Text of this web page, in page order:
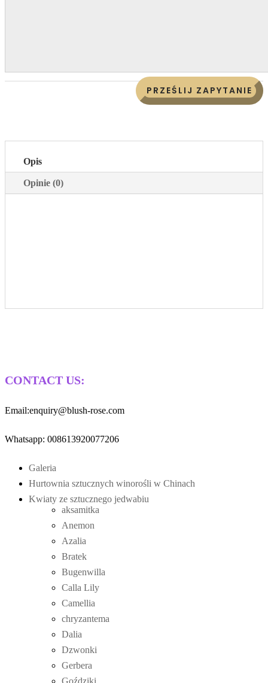
PRZEŚLIJ ZAPYTANIE
Opis
Opinie (0)
CONTACT US:
Email:enquiry@blush-rose.com
Whatsapp: 008613920077206
Galeria
Hurtownia sztucznych winorośli w Chinach
Kwiaty ze sztucznego jedwabiu
aksamitka
Anemon
Azalia
Bratek
Bugenwilla
Calla Lily
Camellia
chryzantema
Dalia
Dzwonki
Gerbera